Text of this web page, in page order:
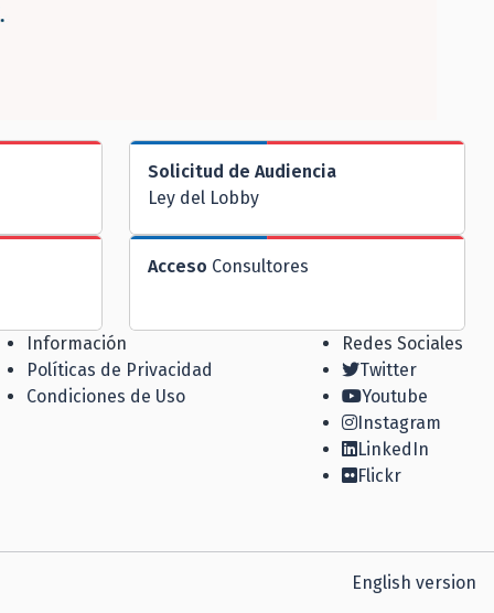
Solicitud de Audiencia
Ley del Lobby
Acceso Consultores
Información
Políticas de Privacidad
Condiciones de Uso
Redes Sociales
Twitter
Youtube
Instagram
LinkedIn
Flickr
English version